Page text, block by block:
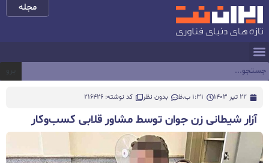
مجله
22 تیر 1403 1:31 ب.ظ بدون نظر کد نوشته: 216426
آزار شیطانی زن جوان توسط مشاور قلابی کسب‌وکار